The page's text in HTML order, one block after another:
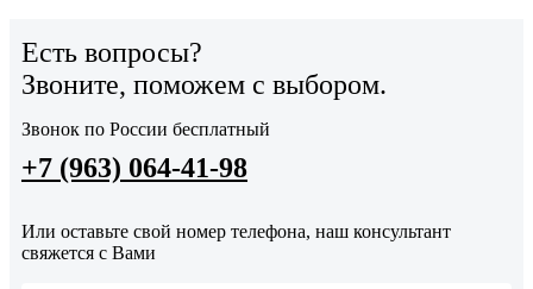
Есть вопросы?
Звоните, поможем с выбором.
Звонок по России бесплатный
+7 (963) 064-41-98
Или оставьте свой номер телефона, наш консультант
свяжется с Вами